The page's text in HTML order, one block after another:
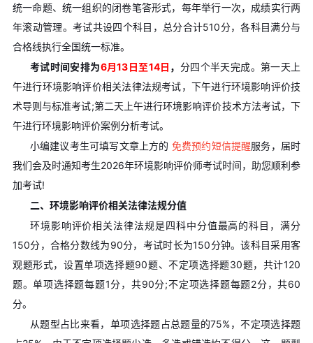
统一命题、统一组织的闭卷笔答形式，每年举行一次，成绩实行两
年滚动管理。考试共设四个科目，总分合计510分，各科目满分与
合格线执行全国统一标准。
考试时间安排为6月13日至14日 ， 分四个半天完成。第一天上
午进行环境影响评价相关法律法规考试，下午进行环境影响评价技
术导则与标准考试;第二天上午进行环境影响评价技术方法考试，下
午进行环境影响评价案例分析考试。
小编建议考生可填写文章上方的 免费预约短信提醒服务，届时
我们会及时通知考生2026年环境影响评价师考试时间，助您顺利参
加考试!
二、环境影响评价相关法律法规分值
环境影响评价相关法律法规是四科中分值最高的科目，满分
150分，合格分数线为90分，考试时长为150分钟。该科目采用客
观题形式，设置单项选择题90题、不定项选择题30题，共计120
题。单项选择题每题1分，共90分;不定项选择题每题2分，共60
分。
从题型占比来看，单项选择题占总题量的75%，不定项选择题